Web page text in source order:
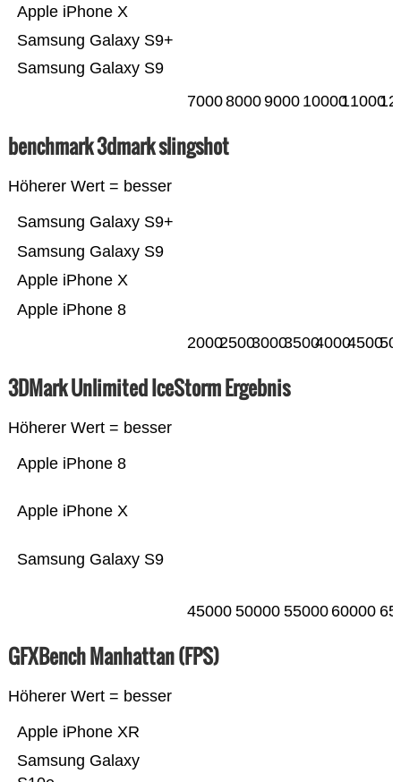
Samsung Galaxy S9
Samsung Galaxy S9+
Apple iPhone X
700080009000 1000011000
benchmark 3dmark slingshot
Höherer Wert = besser
Apple iPhone 8
Apple iPhone X
Samsung Galaxy S9
Samsung Galaxy S9+
200025003000350040004500
3DMark Unlimited IceStorm Ergebnis
Höherer Wert = besser
Samsung Galaxy S9
Apple iPhone X
Apple iPhone 8
45000 50000 55000 60000
GFXBench Manhattan (FPS)
Höherer Wert = besser
Samsung Galaxy
Apple iPhone XR